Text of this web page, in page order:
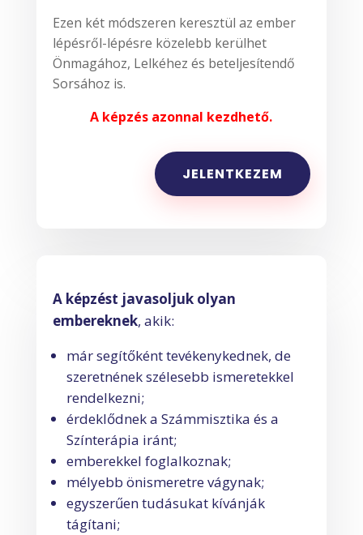
Ezen két módszeren keresztül az ember
lépésről-lépésre közelebb kerülhet
Önmagához, Lelkéhez és beteljesítendő
Sorsához is.
A képzés azonnal kezdhető.
JELENTKEZEM
A képzést javasoljuk olyan
embereknek, akik:
már segítőként tevékenykednek, de
szeretnének szélesebb ismeretekkel
rendelkezni;
érdeklődnek a Számmisztika és a
Színterápia iránt;
emberekkel foglalkoznak;
mélyebb önismeretre vágynak;
egyszerűen tudásukat kívánják
tágítani;